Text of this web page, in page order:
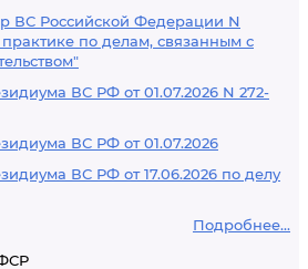
ВС Российской Федерации N
по делам, связанным с
ВС РФ от 01.07.2026 N 272-
ВС РФ от 01.07.2026
ВС РФ от 17.06.2026 по делу
Подробнее...